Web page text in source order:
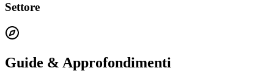
Settore
Guide & Approfondimenti